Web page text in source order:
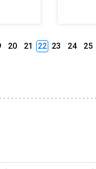
20 21 22 23 24 25